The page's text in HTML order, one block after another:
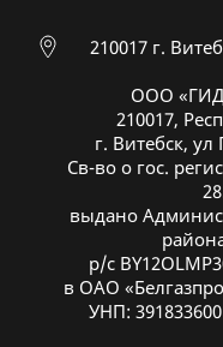
210017 г.
ООО
210017,
г. Витебск, ул
Св-во о гос.
выдано
р/с
в ОАО
УНП: